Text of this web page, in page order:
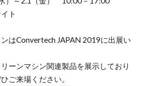
ト
はConvertech JAPAN 2019に出展い
ーンマシン関連製品を展示しており
ご来場ください。